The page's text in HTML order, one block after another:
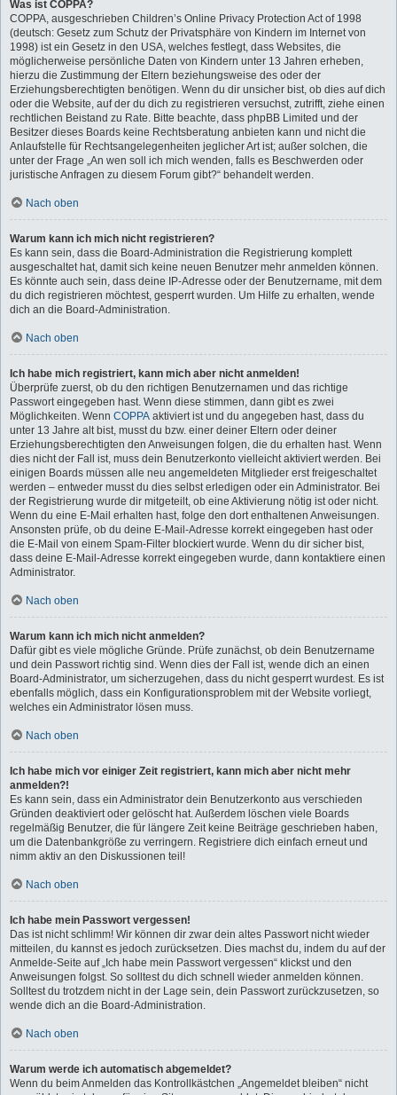
Was ist COPPA?
COPPA, ausgeschrieben Children’s Online Privacy Protection Act of 1998
(deutsch: Gesetz zum Schutz der Privatsphäre von Kindern im Internet von
1998) ist ein Gesetz in den USA, welches festlegt, dass Websites, die
möglicherweise persönliche Daten von Kindern unter 13 Jahren erheben,
hierzu die Zustimmung der Eltern beziehungsweise des oder der
Erziehungsberechtigten benötigen. Wenn du dir unsicher bist, ob dies auf dich
oder die Website, auf der du dich zu registrieren versuchst, zutrifft, ziehe einen
rechtlichen Beistand zu Rate. Bitte beachte, dass phpBB Limited und der
Besitzer dieses Boards keine Rechtsberatung anbieten kann und nicht die
Anlaufstelle für Rechtsangelegenheiten jeglicher Art ist; außer solchen, die
unter der Frage „An wen soll ich mich wenden, falls es Beschwerden oder
juristische Anfragen zu diesem Forum gibt?“ behandelt werden.
Nach oben
Warum kann ich mich nicht registrieren?
Es kann sein, dass die Board-Administration die Registrierung komplett
ausgeschaltet hat, damit sich keine neuen Benutzer mehr anmelden können.
Es könnte auch sein, dass deine IP-Adresse oder der Benutzername, mit dem
du dich registrieren möchtest, gesperrt wurden. Um Hilfe zu erhalten, wende
dich an die Board-Administration.
Nach oben
Ich habe mich registriert, kann mich aber nicht anmelden!
Überprüfe zuerst, ob du den richtigen Benutzernamen und das richtige
Passwort eingegeben hast. Wenn diese stimmen, dann gibt es zwei
Möglichkeiten. Wenn COPPA aktiviert ist und du angegeben hast, dass du
unter 13 Jahre alt bist, musst du bzw. einer deiner Eltern oder deiner
Erziehungsberechtigten den Anweisungen folgen, die du erhalten hast. Wenn
dies nicht der Fall ist, muss dein Benutzerkonto vielleicht aktiviert werden. Bei
einigen Boards müssen alle neu angemeldeten Mitglieder erst freigeschaltet
werden – entweder musst du dies selbst erledigen oder ein Administrator. Bei
der Registrierung wurde dir mitgeteilt, ob eine Aktivierung nötig ist oder nicht.
Wenn du eine E-Mail erhalten hast, folge den dort enthaltenen Anweisungen.
Ansonsten prüfe, ob du deine E-Mail-Adresse korrekt eingegeben hast oder
die E-Mail von einem Spam-Filter blockiert wurde. Wenn du dir sicher bist,
dass deine E-Mail-Adresse korrekt eingegeben wurde, dann kontaktiere einen
Administrator.
Nach oben
Warum kann ich mich nicht anmelden?
Dafür gibt es viele mögliche Gründe. Prüfe zunächst, ob dein Benutzername
und dein Passwort richtig sind. Wenn dies der Fall ist, wende dich an einen
Board-Administrator, um sicherzugehen, dass du nicht gesperrt wurdest. Es ist
ebenfalls möglich, dass ein Konfigurationsproblem mit der Website vorliegt,
welches ein Administrator lösen muss.
Nach oben
Ich habe mich vor einiger Zeit registriert, kann mich aber nicht mehr
anmelden?!
Es kann sein, dass ein Administrator dein Benutzerkonto aus verschieden
Gründen deaktiviert oder gelöscht hat. Außerdem löschen viele Boards
regelmäßig Benutzer, die für längere Zeit keine Beiträge geschrieben haben,
um die Datenbankgröße zu verringern. Registriere dich einfach erneut und
nimm aktiv an den Diskussionen teil!
Nach oben
Ich habe mein Passwort vergessen!
Das ist nicht schlimm! Wir können dir zwar dein altes Passwort nicht wieder
mitteilen, du kannst es jedoch zurücksetzen. Dies machst du, indem du auf der
Anmelde-Seite auf „Ich habe mein Passwort vergessen“ klickst und den
Anweisungen folgst. So solltest du dich schnell wieder anmelden können.
Solltest du trotzdem nicht in der Lage sein, dein Passwort zurückzusetzen, so
wende dich an die Board-Administration.
Nach oben
Warum werde ich automatisch abgemeldet?
Wenn du beim Anmelden das Kontrollkästchen „Angemeldet bleiben“ nicht